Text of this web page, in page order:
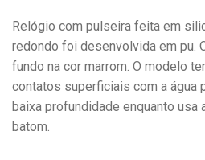
Relógio com pulseira feita em
redondo foi desenvolvida em pu.
fundo na cor marrom. O modelo
contatos superficiais com a água
baixa profundidade enquanto usa
batom.